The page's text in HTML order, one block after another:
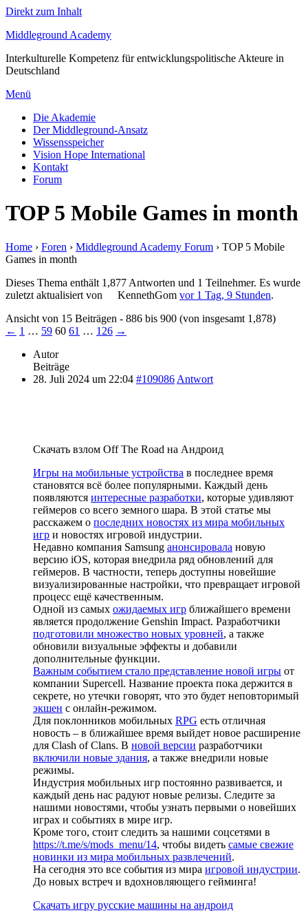
Direkt zum Inhalt
Middleground Academy
Interkulturelle Kompetenz für entwicklungspolitische Akteure in
Deutschland
Menü
Die Akademie
Der Middleground-Ansatz
Wissensspeicher
Vision Hope International
Kontakt
Forum
TOP 5 Mobile Games in month
Home › Foren › Middleground Academy Forum › TOP 5 Mobile
Games in month
Dieses Thema enthält 1,877 Antworten und 1 Teilnehmer. Es wurde
zuletzt aktualisiert von
KennethGom vor 1 Tag, 9 Stunden.
Ansicht von 15 Beiträgen - 886 bis 900 (von insgesamt 1,878)
← 1 … 59 60 61 … 126 →
Autor
Beiträge
28. Juli 2024 um 22:04 #109086 Antwort
Скачать взлом Off The Road на Андроид
Игры на мобильные устройства в последнее время
становятся всё более популярными. Каждый день
появляются интересные разработки, которые удивляют
геймеров со всего земного шара. В этой статье мы
расскажем о последних новостях из мира мобильных
игр и новостях игровой индустрии.
Недавно компания Samsung анонсировала новую
версию iOS, которая внедрила ряд обновлений для
геймеров. В частности, теперь доступны новейшие
визуализированные настройки, что превращает игровой
процесс ещё качественным.
Одной из самых ожидаемых игр ближайшего времени
является продолжение Genshin Impact. Разработчики
подготовили множество новых уровней, а также
обновили визуальные эффекты и добавили
дополнительные функции.
Важным событием стало представление новой игры от
компании Supercell. Название проекта пока держится в
секрете, но утечки говорят, что это будет неповторимый
экшен с онлайн-режимом.
Для поклонников мобильных RPG есть отличная
новость – в ближайшее время выйдет новое расширение
для Clash of Clans. В новой версии разработчики
включили новые здания, а также внедрили новые
режимы.
Индустрия мобильных игр постоянно развивается, и
каждый день нас радуют новые релизы. Следите за
нашими новостями, чтобы узнать первыми о новейших
играх и событиях в мире игр.
Кроме того, стоит следить за нашими соцсетями в
https://t.me/s/mods_menu/14, чтобы видеть самые свежие
новинки из мира мобильных развлечений.
На сегодня это все события из мира игровой индустрии.
До новых встреч и вдохновляющего гейминга!
Скачать игру русские машины на андроид